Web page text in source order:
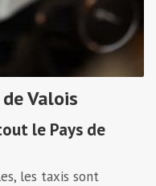
Valois
le Pays de
les taxis sont